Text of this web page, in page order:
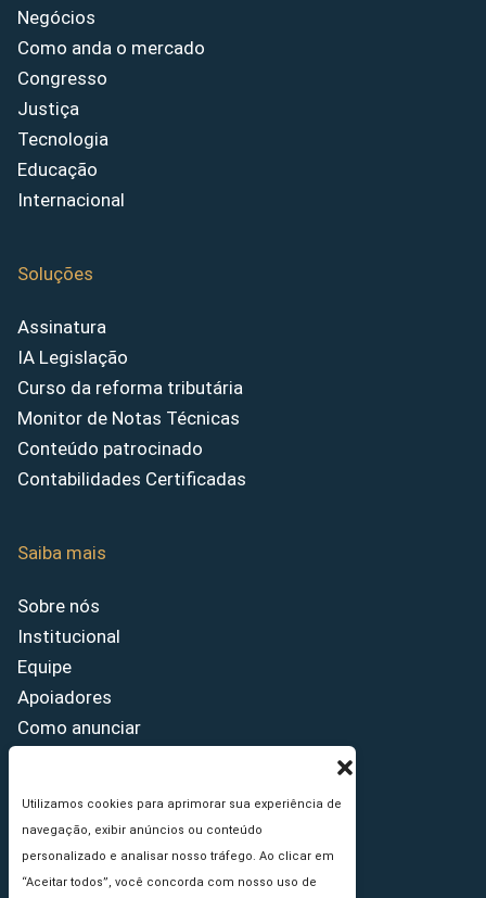
Utilizamos cookies para aprimorar sua experiência de
navegação, exibir anúncios ou conteúdo
personalizado e analisar nosso tráfego. Ao clicar em
“Aceitar todos”, você concorda com nosso uso de
Negócios
Como anda o mercado
Congresso
Justiça
Tecnologia
Educação
Internacional
Soluções
Assinatura
IA Legislação
Curso da reforma tributária
Monitor de Notas Técnicas
Conteúdo patrocinado
Contabilidades Certificadas
Saiba mais
Sobre nós
Institucional
Equipe
Apoiadores
Como anunciar
Princípios Editoriais